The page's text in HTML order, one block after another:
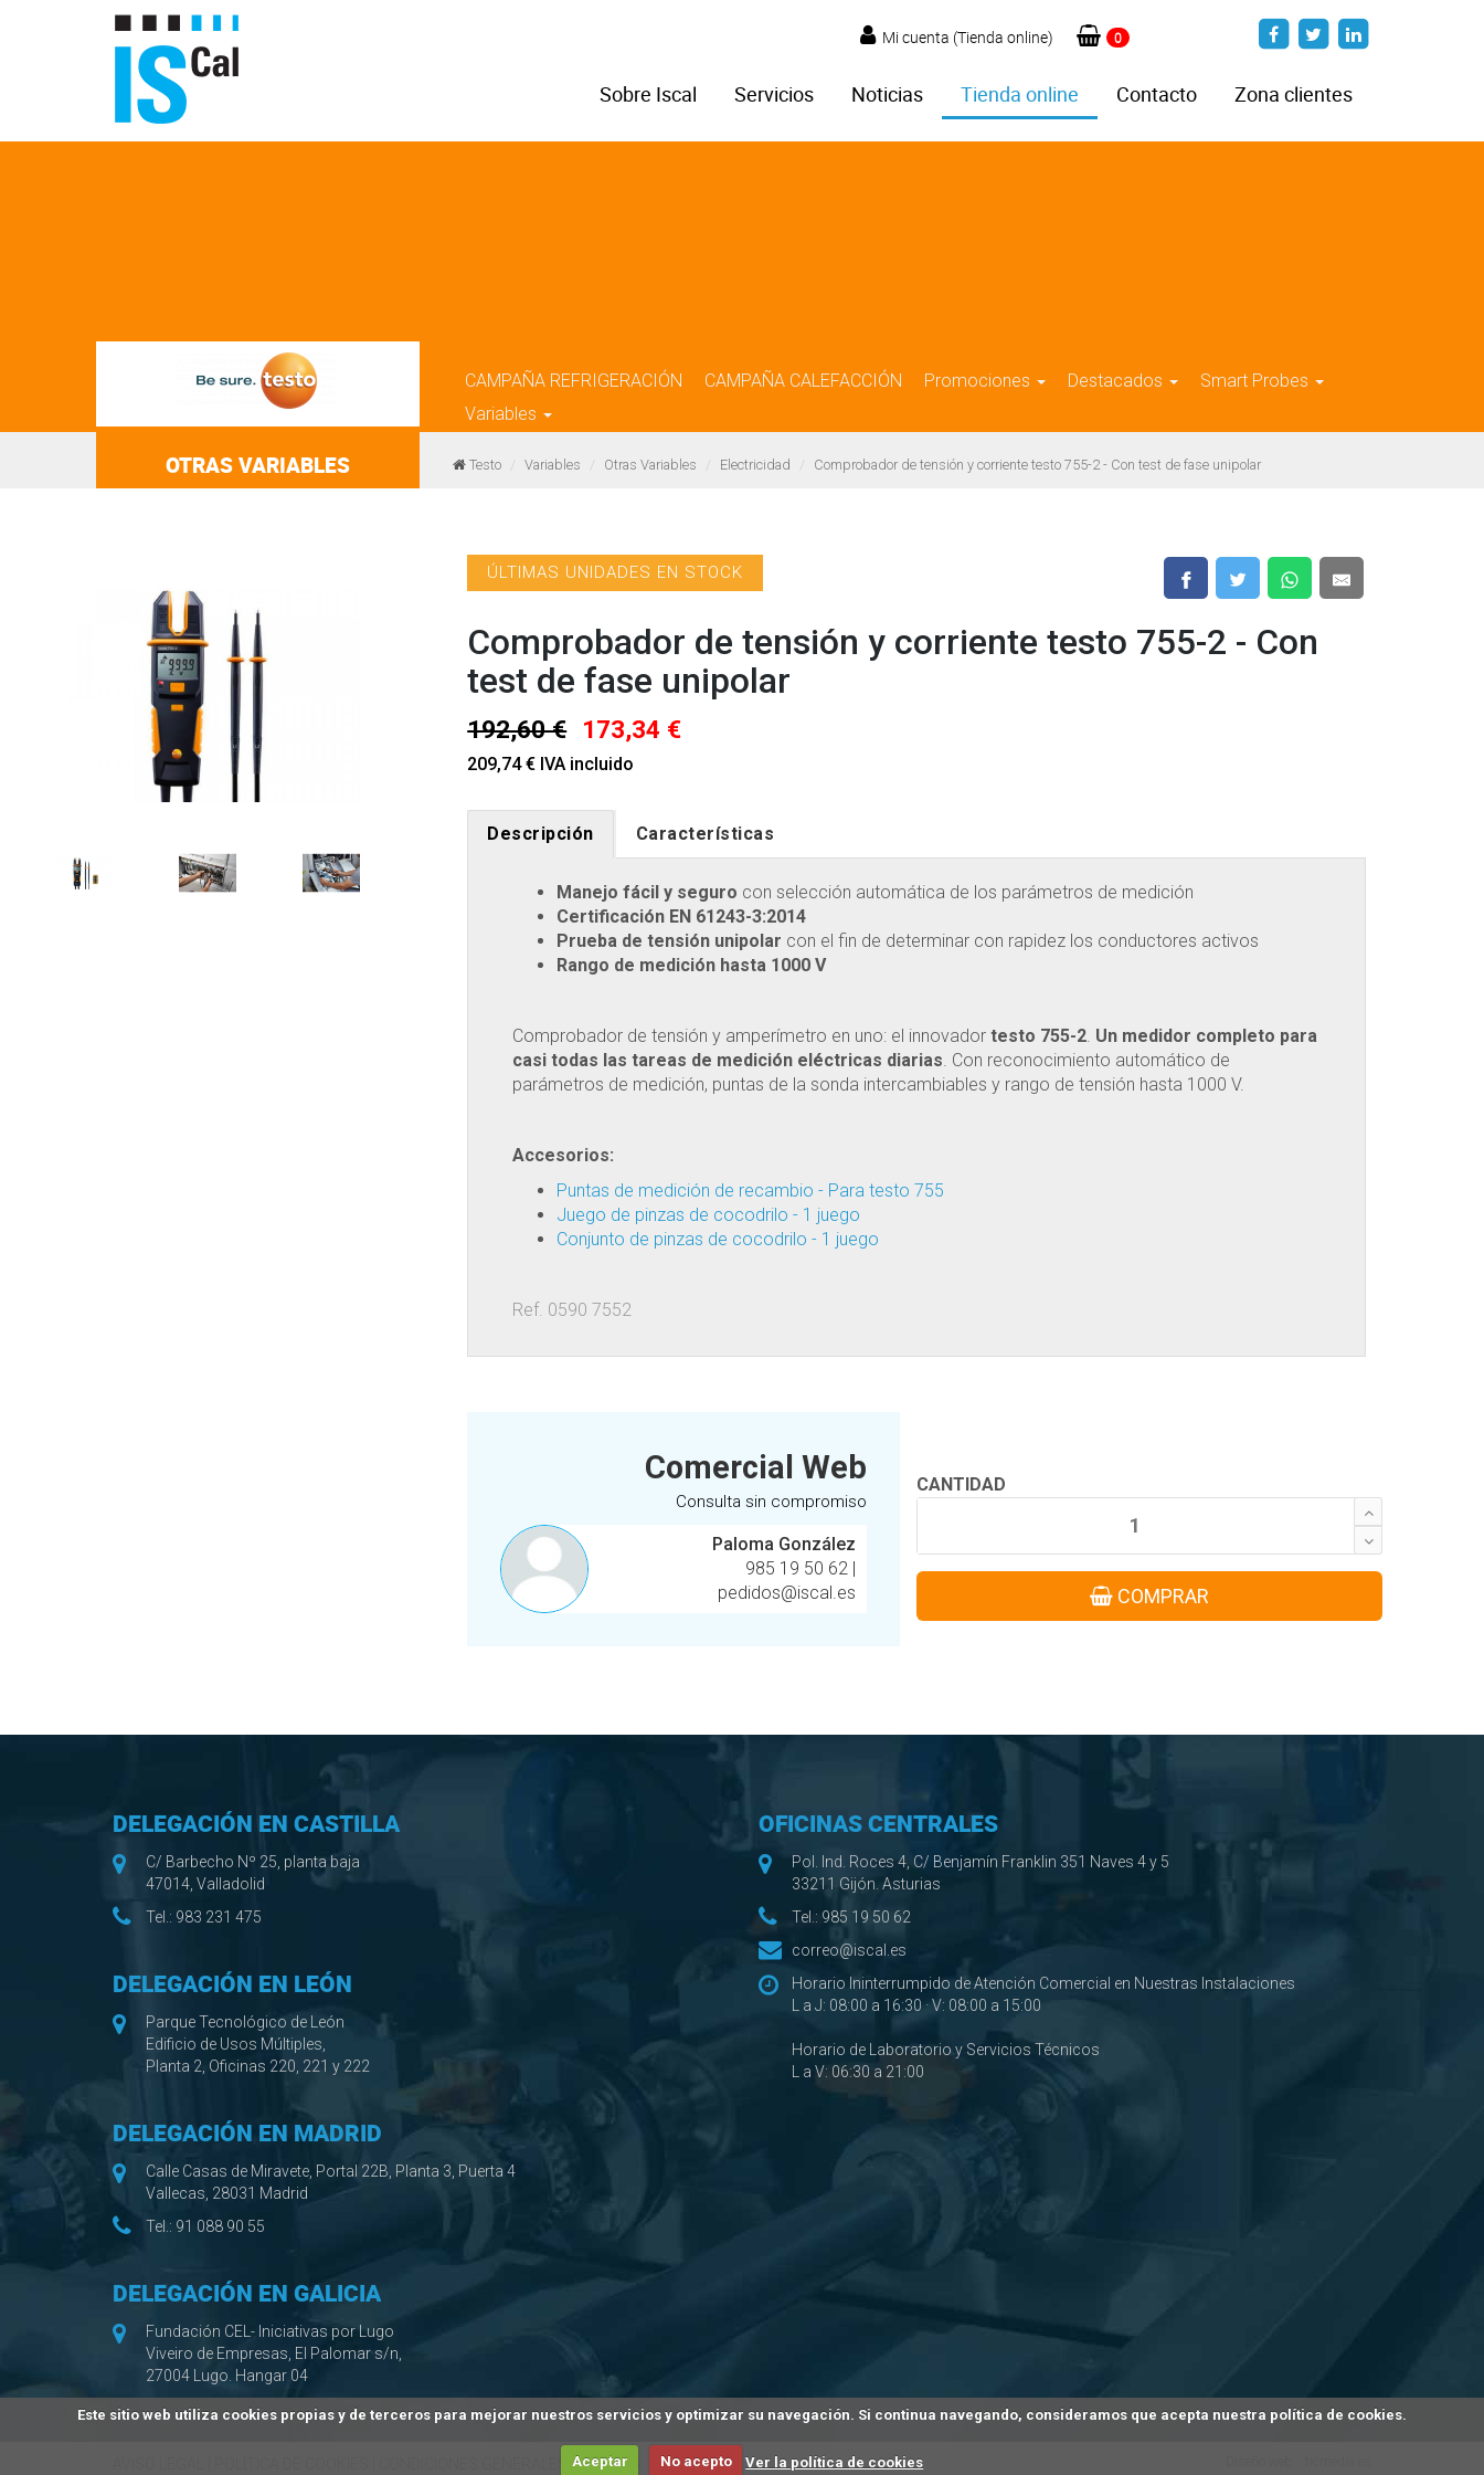
Mi cuenta (Tienda online) 0
Sobre Iscal Servicios Noticias Tienda online Contacto Zona clientes
CAMPAÑA REFRIGERACIÓN CAMPAÑA CALEFACCIÓN Promociones Destacados
Smart Probes
Variables
OTRAS VARIABLES Testo Variables Otras Variables Electricidad Comprobador de tensión y corriente testo 755-2 - Con test de fase unipolar
ÚLTIMAS UNIDADES EN STOCK
Comprobador de tensión y corriente testo 755-2 - Con
test de fase unipolar
192,60 € 173,34 €
209,74 € IVA incluido
Descripción Características
Manejo fácil y seguro con selección automática de los parámetros de medición
Certificación EN 61243-3:2014
Prueba de tensión unipolar con el fin de determinar con rapidez los conductores activos
Rango de medición hasta 1000 V
Comprobador de tensión y amperímetro en uno: el innovadortesto 755-2 Un medidor completo para
casi todas las tareas de medición eléctricas diarias . Con reconocimiento automático de
parámetros de medición, puntas de la sonda intercambiables y rango de tensión hasta 1000 V.
Accesorios:
Puntas de medición de recambio - Para testo 755
Juego de pinzas de cocodrilo - 1 juego
Conjunto de pinzas de cocodrilo - 1 juego
Ref. 0590 7552
Comercial Web
Consulta sin compromiso
Paloma González
985 19 50 62 |
pedidos@iscal.es
CANTIDAD
COMPRAR
DELEGACIÓN EN CASTILLA
C/ Barbecho Nº 25, planta baja
47014, Valladolid
Tel.: 983 231 475
DELEGACIÓN EN LEÓN
Parque Tecnológico de León
Edificio de Usos Múltiples,
Planta 2, Oficinas 220, 221 y 222
DELEGACIÓN EN MADRID
Calle Casas de Miravete, Portal 22B, Planta 3, Puerta 4
Vallecas, 28031 Madrid
Tel.: 91 088 90 55
DELEGACIÓN EN GALICIA
Fundación CEL- Iniciativas por Lugo
Viveiro de Empresas, El Palomar s/n,
27004 Lugo. Hangar 04
OFICINAS CENTRALES
Pol. Ind. Roces 4, C/ Benjamín Franklin 351 Naves 4 y 5
33211 Gijón. Asturias
Tel.: 985 19 50 62
correo@iscal.es
Horario Ininterrumpido de Atención Comercial en Nuestras Instalaciones
L a J: 08:00 a 16:30 · V: 08:00 a 15:00
Horario de Laboratorio y Servicios Técnicos
L a V: 06:30 a 21:00
CONDICIONES GENERALES DE VENTA
Este sitio web utiliza cookies propias y de terceros para mejorar nuestros servicios y optimizar su navegación. Si continua navegando, consideramos que acepta nuestra política de cookies.
Aceptar No acepto Ver la política de cookies